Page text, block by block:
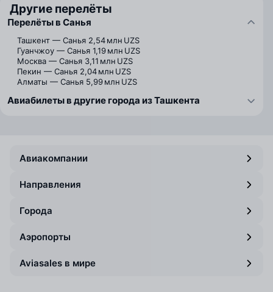
Другие перелёты
Перелёты в Санья
Ташкент — Санья 2,54 млн UZS
Гуанчжоу — Санья 1,19 млн UZS
Москва — Санья 3,11 млн UZS
Пекин — Санья 2,04 млн UZS
Алматы — Санья 5,99 млн UZS
Авиабилеты в другие города из Ташкента
Авиакомпании
Направления
Города
Аэропорты
Aviasales в мире